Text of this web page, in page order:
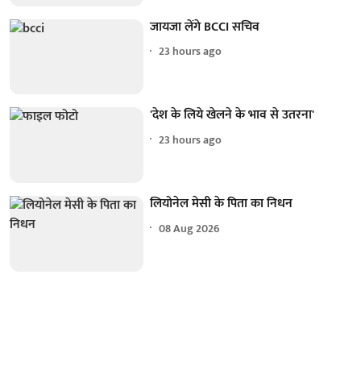
जायजा लेंगे BCCI सचिव
23 hours ago
'देश के लिये खेलने के भाव से उतरना'
23 hours ago
लियोनेल मेसी के पिता का निधन
08 Aug 2026